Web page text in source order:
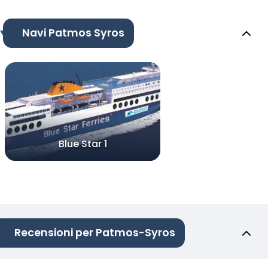
Navi Patmos Syros
Blue Star 1
Recensioni per Patmos-Syros